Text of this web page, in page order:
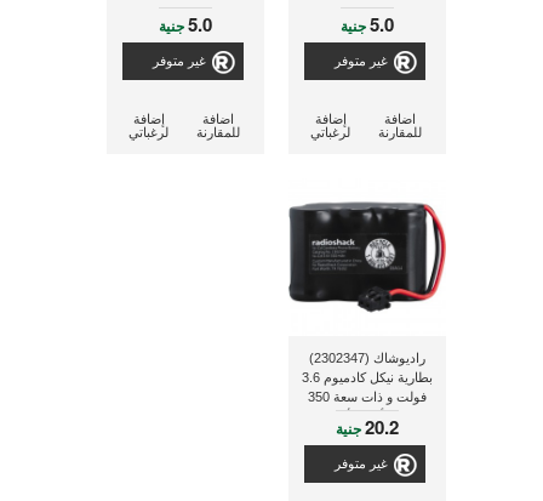
5.0جنية
غير متوفر
إضافة
لرغباتي
اضافة
للمقارنة
5.0جنية
غير متوفر
إضافة
لرغباتي
اضافة
للمقارنة
راديوشاك (2302347)
بطارية نيكل كادميوم 3.6
فولت و ذات سعة 350
مللى أمبير لأجهزة
التليفون الغير مزودة
20.2جنية
غير متوفر